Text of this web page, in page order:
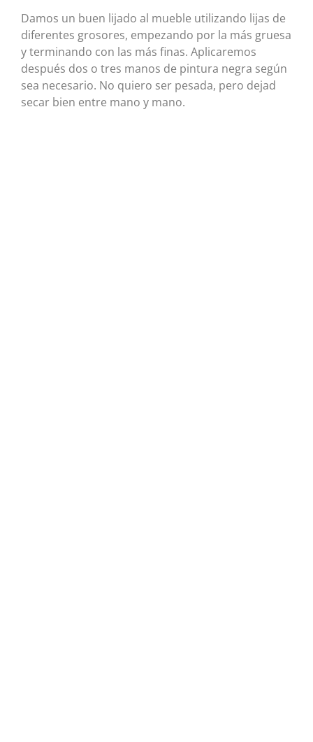
Damos un buen lijado al mueble utilizando lijas de
diferentes grosores, empezando por la más gruesa
y terminando con las más finas. Aplicaremos
después dos o tres manos de pintura negra según
sea necesario. No quiero ser pesada, pero dejad
secar bien entre mano y mano.